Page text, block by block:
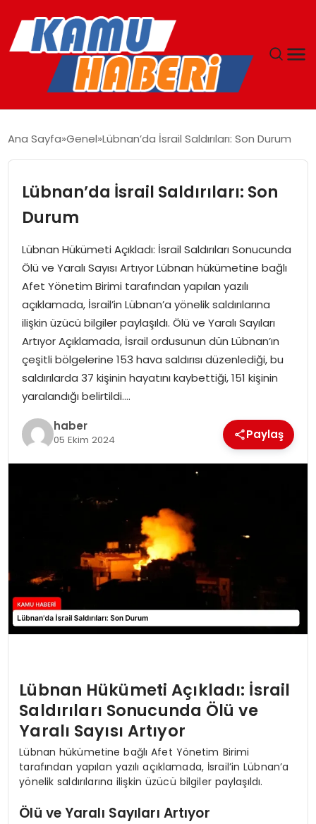
YAŞAM
GÜNCEL
EKONOMI
SPOR
TEKNOLOJI
EĞITIM
GENEL
Ana Sayfa Genel Lübnan’da İsrail Saldırıları: Son Durum
Lübnan’da İsrail Saldırıları: Son
Durum
Lübnan Hükümeti Açıkladı: İsrail Saldırıları Sonucunda
Ölü ve Yaralı Sayısı Artıyor Lübnan hükümetine bağlı
Afet Yönetim Birimi tarafından yapılan yazılı
açıklamada, İsrail’in Lübnan’a yönelik saldırılarına
ilişkin üzücü bilgiler paylaşıldı. Ölü ve Yaralı Sayıları
Artıyor Açıklamada, İsrail ordusunun dün Lübnan’ın
çeşitli bölgelerine 153 hava saldırısı düzenlediği, bu
saldırılarda 37 kişinin hayatını kaybettiği, 151 kişinin
yaralandığı belirtildi….
haber
05 Ekim 2024 Paylaş
Lübnan Hükümeti Açıkladı: İsrail
Saldırıları Sonucunda Ölü ve
Yaralı Sayısı Artıyor
Lübnan hükümetine bağlı Afet Yönetim Birimi
tarafından yapılan yazılı açıklamada, İsrail’in Lübnan’a
yönelik saldırılarına ilişkin üzücü bilgiler paylaşıldı.
Ölü ve Yaralı Sayıları Artıyor